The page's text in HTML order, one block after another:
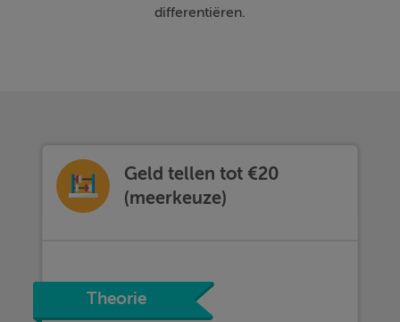
differentiëren.
Geld tellen tot €20
(meerkeuze)
Theorie